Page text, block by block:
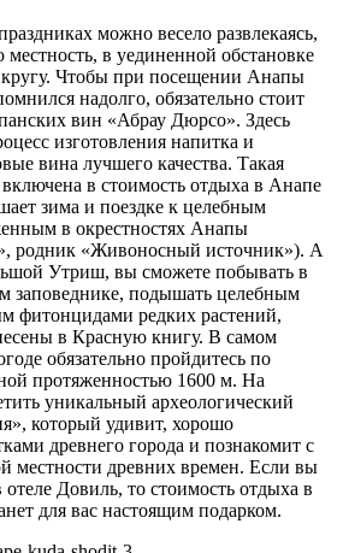
можно весело развлекаясь,
в уединенной обстановке
Чтобы при посещении Анапы
надолго, обязательно стоит
вин «Абрау Дюрсо». Здесь
изготовления напитка и
вина лучшего качества. Такая
в стоимость отдыха в Анапе
зима и поездке к целебным
в окрестностях Анапы
родник «Живоносный источник»). А
Утриш, вы сможете побывать в
заповеднике, подышать целебным
фитонцидами редких растений,
в Красную книгу. В самом
обязательно пройдитесь по
протяженностью 1600 м. На
уникальный археологический
который удивит, хорошо
древнего города и познакомит с
местности древних времен. Если вы
отеле Довиль, то стоимость отдыха в
для вас настоящим подарком.